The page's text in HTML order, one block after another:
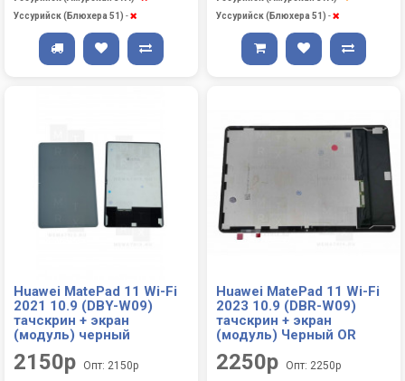
Уссурийск (Блюхера 51) -
Уссурийск (Блюхера 51) -
Huawei MatePad 11 Wi-Fi
2021 10.9 (DBY-W09)
тачскрин + экран
(модуль) черный
2150р Опт: 2150р
Huawei MatePad 11 Wi-Fi
2023 10.9 (DBR-W09)
тачскрин + экран
(модуль) Черный OR
2250р Опт: 2250р